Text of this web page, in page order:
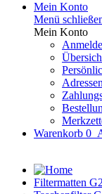
Mein Konto
Menü
Mein Konto
Adressen
Warenkorb 0
Filtermatten